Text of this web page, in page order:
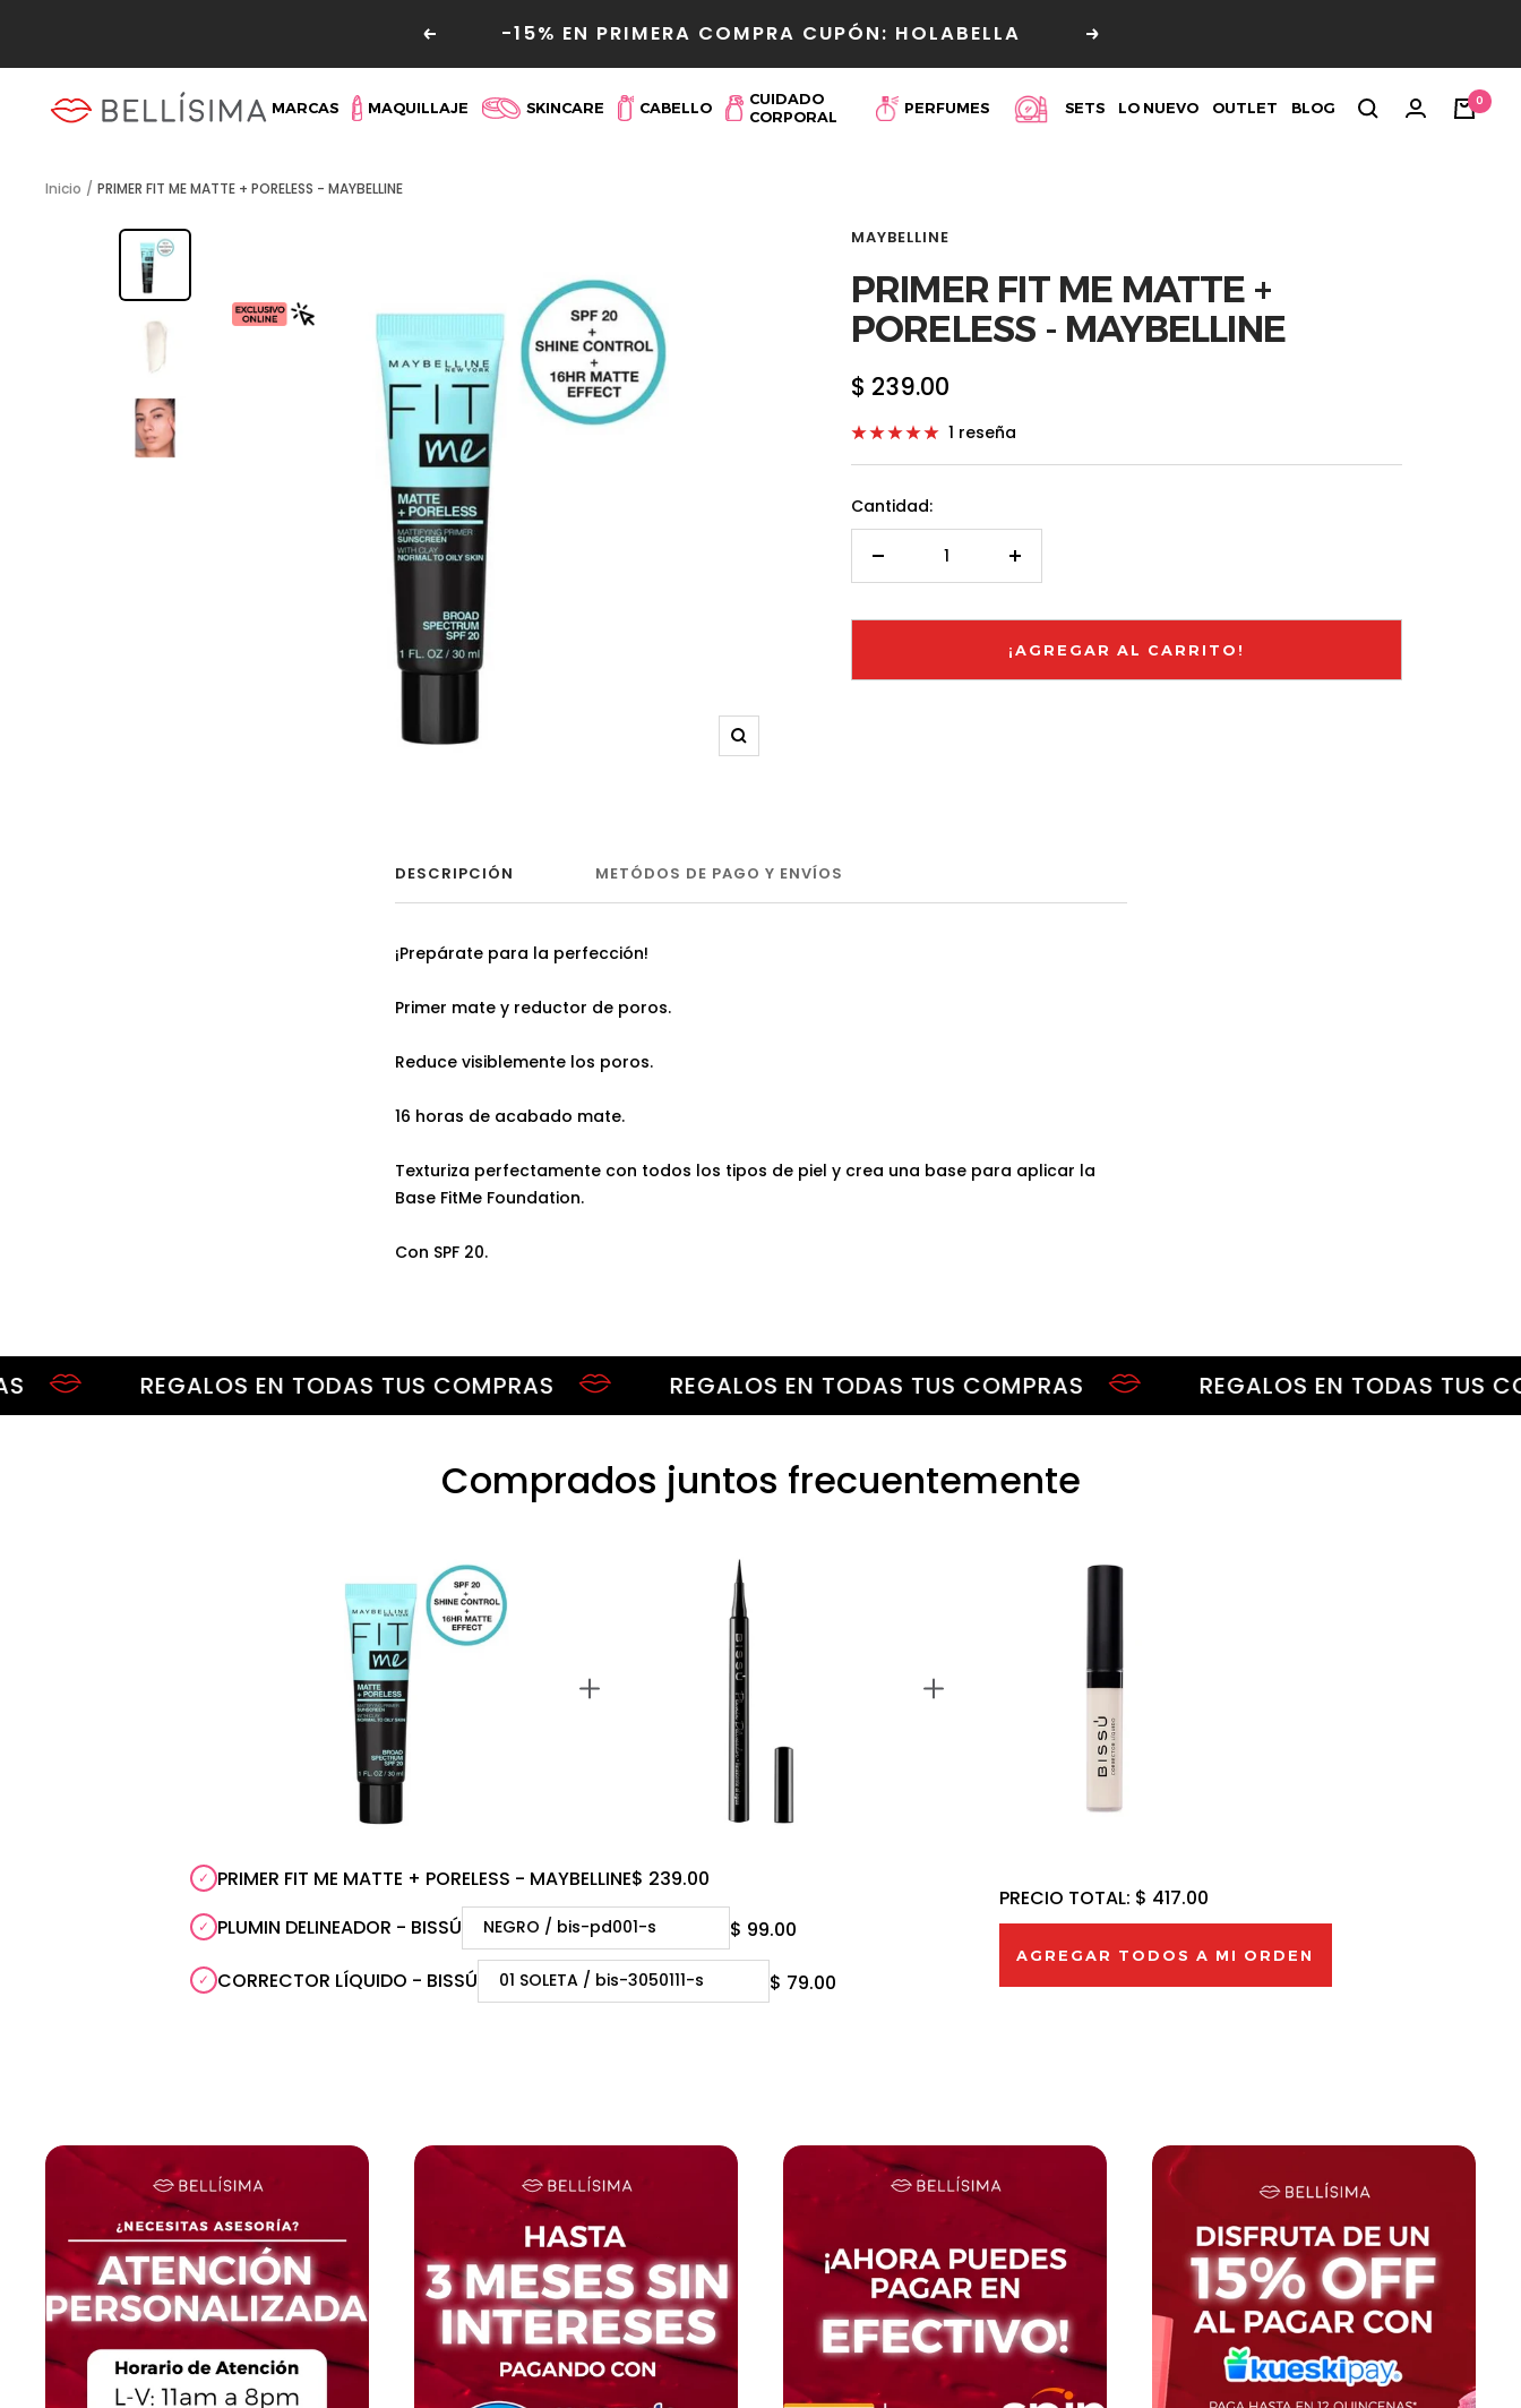
the
contenido
Anterior -15% EN PRIMERA COMPRA CUPÓN: HOLABELLA Siguiente
MARCAS MAQUILLAJE SKINCARE CABELLO
CUIDADO
CORPORAL
PERFUMES SETS LO NUEVO OUTLET BLOG
Bellisima 0
Inicio PRIMER FIT ME MATTE + PORELESS - MAYBELLINE
Zoom
MAYBELLINE
PRIMER FIT ME MATTE +
PORELESS - MAYBELLINE
Precio
de
venta
$ 239.00
1 reseña
Cantidad:
Decrecer
Aumentar
¡AGREGAR AL CARRITO!
DESCRIPCIÓN METÓDOS DE PAGO Y ENVÍOS
¡Prepárate para la perfección!
Primer mate y reductor de poros.
Reduce visiblemente los poros.
16 horas de acabado mate.
Texturiza perfectamente con todos los tipos de piel y crea una base para aplicar la
Base FitMe Foundation.
Con SPF 20.
REGALOS EN TODAS TUS COMPRAS REGALOS EN TODAS TUS COMPRAS REGALOS EN TODAS TUS
Comprados juntos frecuentemente
PRIMER FIT ME MATTE + PORELESS - MAYBELLINE$ 239.00
PLUMIN DELINEADOR - BISSÚ
$ 99.00
CORRECTOR LÍQUIDO - BISSÚ
$ 79.00
PRECIO TOTAL: $ 417.00
AGREGAR TODOS A MI ORDEN